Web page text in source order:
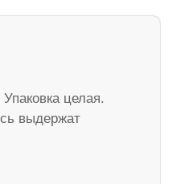
целая.
выдержат